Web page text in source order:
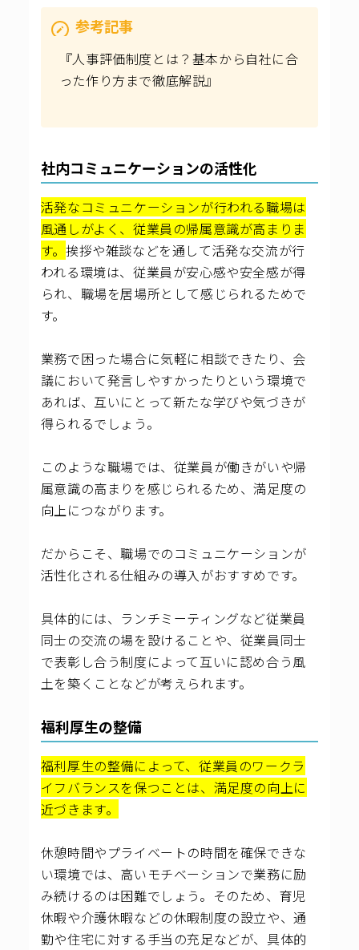
参考記事
『人事評価制度とは？基本から自社に合
った作り方まで徹底解説』
社内コミュニケーションの活性化
活発なコミュニケーションが行われる職場は
風通しがよく、従業員の帰属意識が高まりま
す。挨拶や雑談などを通して活発な交流が行
われる環境は、従業員が安心感や安全感が得
られ、職場を居場所として感じられるためで
す。
業務で困った場合に気軽に相談できたり、会
議において発言しやすかったりという環境で
あれば、互いにとって新たな学びや気づきが
得られるでしょう。
このような職場では、従業員が働きがいや帰
属意識の高まりを感じられるため、満足度の
向上につながります。
だからこそ、職場でのコミュニケーションが
活性化される仕組みの導入がおすすめです。
具体的には、ランチミーティングなど従業員
同士の交流の場を設けることや、従業員同士
で表彰し合う制度によって互いに認め合う風
土を築くことなどが考えられます。
福利厚生の整備
福利厚生の整備によって、従業員のワークラ
イフバランスを保つことは、満足度の向上に
近づきます。
休憩時間やプライベートの時間を確保できな
い環境では、高いモチベーションで業務に励
み続けるのは困難でしょう。そのため、育児
休暇や介護休暇などの休暇制度の設立や、通
勤や住宅に対する手当の充足などが、具体的